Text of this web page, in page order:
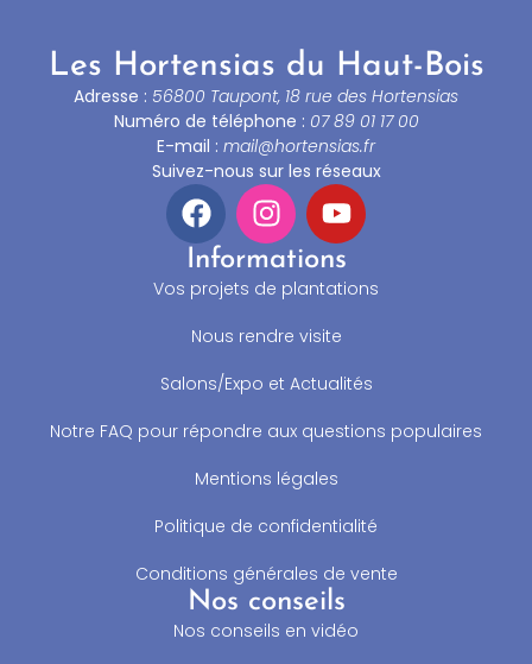
Les Hortensias du Haut-Bois
Adresse : 56800 Taupont, 18 rue des Hortensias
Numéro de téléphone : 07 89 01 17 00
E-mail : mail@hortensias.fr
Suivez-nous sur les réseaux
Informations
Vos projets de plantations
Nous rendre visite
Salons/Expo et Actualités
Notre FAQ pour répondre aux questions populaires
Mentions légales
Politique de confidentialité
Conditions générales de vente
Nos conseils
Nos conseils en vidéo